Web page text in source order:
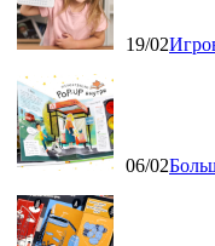
19/02
06/02